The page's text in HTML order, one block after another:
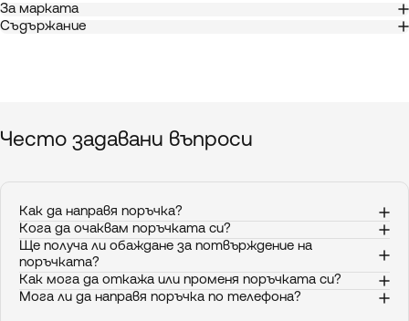
За марката
Съдържание
Често задавани въпроси
Как да направя поръчка?
Кога да очаквам поръчката си?
Ще получа ли обаждане за потвърждение на
поръчката?
Как мога да откажа или променя поръчката си?
Мога ли да направя поръчка по телефона?